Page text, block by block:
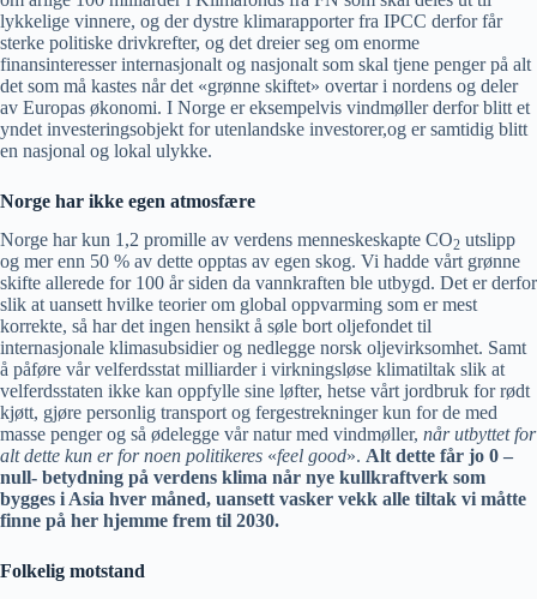
lykkelige vinnere, og der dystre klimarapporter fra IPCC derfor får
sterke politiske drivkrefter, og det dreier seg om enorme
finansinteresser internasjonalt og nasjonalt som skal tjene penger på alt
det som må kastes når det «grønne skiftet» overtar i nordens og deler
av Europas økonomi. I Norge er eksempelvis vindmøller derfor blitt et
yndet investeringsobjekt for utenlandske investorer,og er samtidig blitt
en nasjonal og lokal ulykke.
Norge har ikke egen atmosfære
Norge har kun 1,2 promille av verdens menneskeskapte CO2 utslipp
og mer enn 50 % av dette opptas av egen skog. Vi hadde vårt grønne
skifte allerede for 100 år siden da vannkraften ble utbygd. Det er derfor
slik at uansett hvilke teorier om global oppvarming som er mest
korrekte, så har det ingen hensikt å søle bort oljefondet til
internasjonale klimasubsidier og nedlegge norsk oljevirksomhet. Samt
å påføre vår velferdsstat milliarder i virkningsløse klimatiltak slik at
velferdsstaten ikke kan oppfylle sine løfter, hetse vårt jordbruk for rødt
kjøtt, gjøre personlig transport og fergestrekninger kun for de med
masse penger og så ødelegge vår natur med vindmøller, når utbyttet for
alt dette kun er for noen politikeres «feel good». Alt dette får jo 0 –
null- betydning på verdens klima når nye kullkraftverk som
bygges i Asia hver måned, uansett vasker vekk alle tiltak vi måtte
finne på her hjemme frem til 2030.
Folkelig motstand